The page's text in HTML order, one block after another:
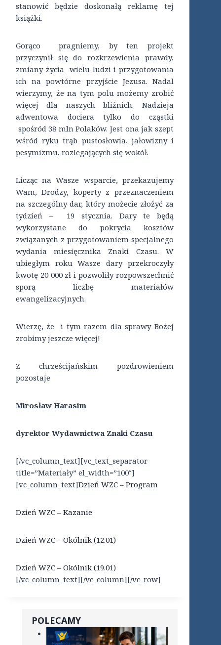
stanowić będzie doskonałą reklamę tej
książki.
Gorąco pragniemy, by ten projekt
przyczynił się do rozkrzewienia prawdy,
zmiany życia wielu ludzi i przygotowania
ich na powtórne przyjście Jezusa. Nadal
wierzymy, że na tym polu możemy zrobić
więcej dla naszych bliźnich. Nadzieja
adwentowa dociera tylko do cząstki
spośród 38 mln Polaków. Jest ona jak szept
wśród ryku trąb pustosłowia, jałowizny i
pesymizmu, rozlegających się wokół.
Licząc na Wasze wsparcie, przekazujemy
Wam, Drodzy, koperty z przeznaczeniem
na szczególny dar, który możecie złożyć za
tydzień – 19 stycznia. Dary te będą
wykorzystane do pokrycia kosztów
związanych z przygotowaniem specjalnego
wydania miesięcznika Znaki Czasu. W
ubiegłym roku Wasze dary przekroczyły
kwotę 20 000 zł i pozwoliły rozpowszechnić
sporą liczbę materiałów
ewangelizacyjnych.
Wierzę, że i tym razem dla sprawy Bożej
zrobimy jeszcze więcej!
Z chrześcijańskim pozdrowieniem
pozostaje
Mirosław Harasim
dyrektor Wydawnictwa Znaki Czasu
[/vc_column_text][vc_text_separator
title=”Materiały” el_width=”100″]
[vc_column_text]Dzień WZC – Program
Dzień WZC – Kazanie
Dzień WZC – Okólnik (12.01)
Dzień WZC – Okólnik (19.01)
[/vc_column_text][/vc_column][/vc_row]
POLECAMY